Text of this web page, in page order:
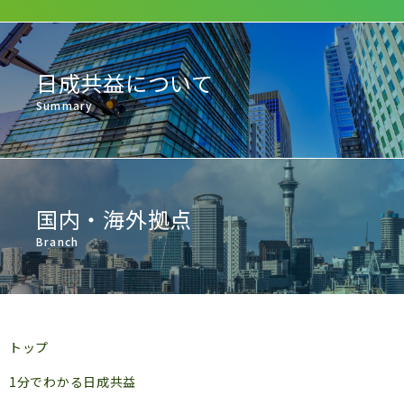
日成共益について
Summary
国内・海外拠点
Branch
トップ
1分でわかる日成共益